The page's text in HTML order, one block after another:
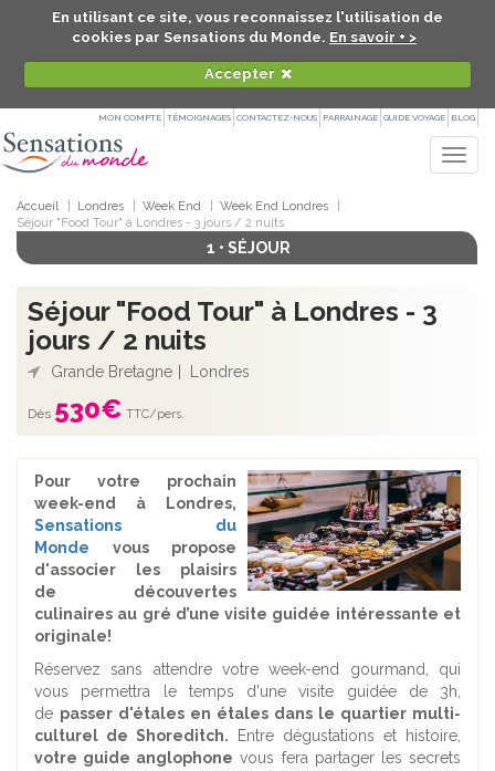
En utilisant ce site, vous reconnaissez l'utilisation de
cookies par Sensations du Monde. En savoir + >
Accepter
MON COMPTE TÉMOIGNAGES CONTACTEZ-NOUS PARRAINAGE GUIDE VOYAGE BLOG
Accueil Londres Week End
Week End Londres
Séjour "Food Tour" à Londres - 3 jours / 2 nuits
1 • SÉJOUR
Séjour "Food Tour" à Londres - 3
jours / 2 nuits
Grande Bretagne Londres
Dès 530€ TTC/pers.
Pour votre prochain
week-end à Londres,
Sensations du
Monde vous propose
d'associer les plaisirs
de découvertes
culinaires au gré d’une visite guidée intéressante et
originale!
Réservez sans attendre votre week-end gourmand, qui
vous permettra le temps d'une visite guidée de 3h,
de passer d'étales en étales dans le quartier multi-
culturel de Shoreditch. Entre dégustations et histoire,
votre guide anglophone vous fera partager les secrets